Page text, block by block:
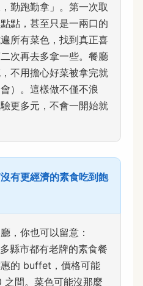
勤跑勤拿」。第一次取
點，甚至只是一兩口的
所有菜色，找到真正喜
次再去多拿一些。餐廳
不用擔心好菜被拿完就
）。這樣做不僅不浪
更多元，不會一開始就
有更經濟的素食吃到飽
，你也可以留意：
縣市都有老牌的素食餐
的 buffet，價格可能
間。菜色可能沒那麼